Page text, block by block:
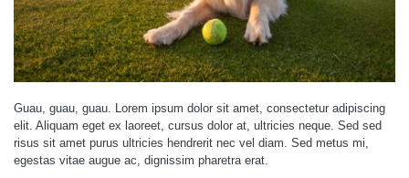
Guau, guau, guau. Lorem ipsum dolor sit amet, consectetur adipiscing
elit. Aliquam eget ex laoreet, cursus dolor at, ultricies neque. Sed sed
risus sit amet purus ultricies hendrerit nec vel diam. Sed metus mi,
egestas vitae augue ac, dignissim pharetra erat.